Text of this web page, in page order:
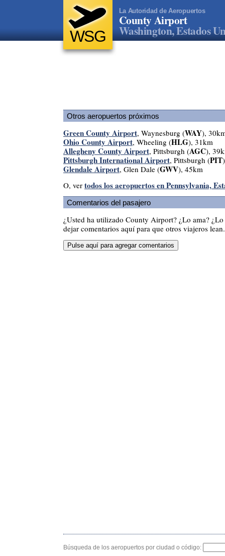
WSG
La Autoridad de Aeropuertos
County Airport
Washington, Estados
Otros aeropuertos próximos
Green County Airport, Waynesburg (WAY),
Ohio County Airport, Wheeling (HLG), 31km
Allegheny County Airport, Pittsburgh (AGC),
Pittsburgh International Airport, Pittsburgh (PIT
Glendale Airport, Glen Dale (GWV), 45km
O, ver todos los aeropuertos en Pennsylvania,
Comentarios del pasajero
¿Usted ha utilizado County Airport? ¿Lo ama?
dejar comentarios aquí para que otros viajeros lean.
Búsqueda de los aeropuertos por ciudad o código: